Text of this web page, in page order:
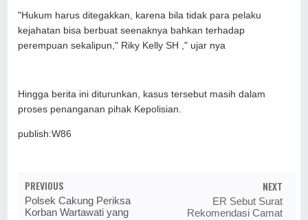
"Hukum harus ditegakkan, karena bila tidak para pelaku
kejahatan bisa berbuat seenaknya bahkan terhadap
perempuan sekalipun," Riky Kelly SH ," ujar nya
Hingga berita ini diturunkan, kasus tersebut masih dalam
proses penanganan pihak Kepolisian.
publish:W86
PREVIOUS
Polsek Cakung Periksa
Korban Wartawati yang
NEXT
ER Sebut Surat
Rekomendasi Camat